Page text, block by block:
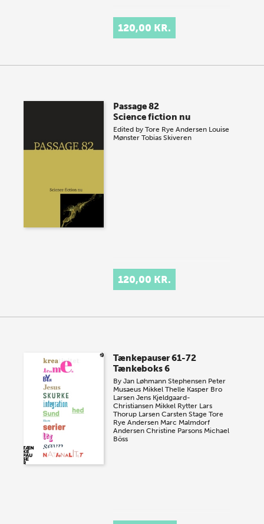
120,00 KR.
Passage 82
Science fiction nu
Edited byTore Rye Andersen Louise
Mønster Tobias Skiveren
120,00 KR.
Tænkepauser 61-72
Tænkeboks 6
ByJan Løhmann Stephensen Peter
Musaeus Mikkel Thelle Kasper Bro
Larsen Jens Kjeldgaard-
Christiansen Mikkel Rytter Lars
Thorup Larsen Carsten Stage Tore
Rye Andersen Marc Malmdorf
Andersen Christine Parsons Michael
Böss